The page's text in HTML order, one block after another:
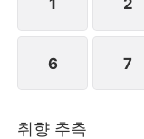
1 2
6 7
취향 추측